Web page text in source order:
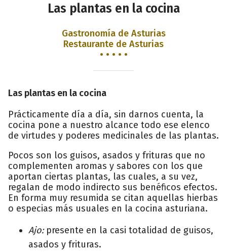
Las plantas en la cocina
Gastronomía de Asturias
Restaurante de Asturias
• • • • •
Las plantas en la cocina
Prácticamente día a día, sin darnos cuenta, la
cocina pone a nuestro alcance todo ese elenco
de virtudes y poderes medicinales de las plantas.
Pocos son los guisos, asados y frituras que no
complementen aromas y sabores con los que
aportan ciertas plantas, las cuales, a su vez,
regalan de modo indirecto sus benéficos efectos.
En forma muy resumida se citan aquellas hierbas
o especias más usuales en la cocina asturiana.
Ajo:presente en la casi totalidad de guisos,
asados y frituras.